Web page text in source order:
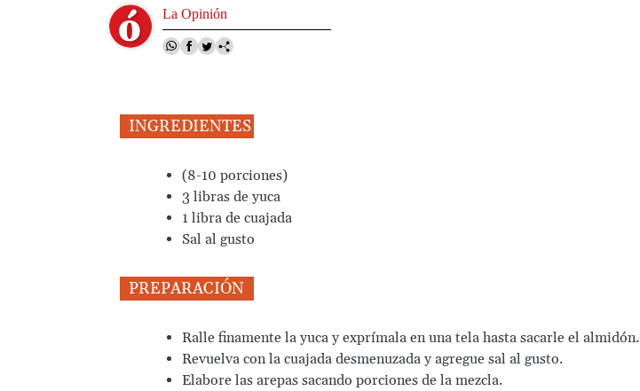
Image La Opinión
INGREDIENTES
(8-10 porciones)
3 libras de yuca
1 libra de cuajada
Sal al gusto
PREPARACIÓN
Ralle finamente la yuca y exprímala en una tela hasta sacarle el almidón.
Revuelva con la cuajada desmenuzada y agregue sal al gusto.
Elabore las arepas sacando porciones de la mezcla.